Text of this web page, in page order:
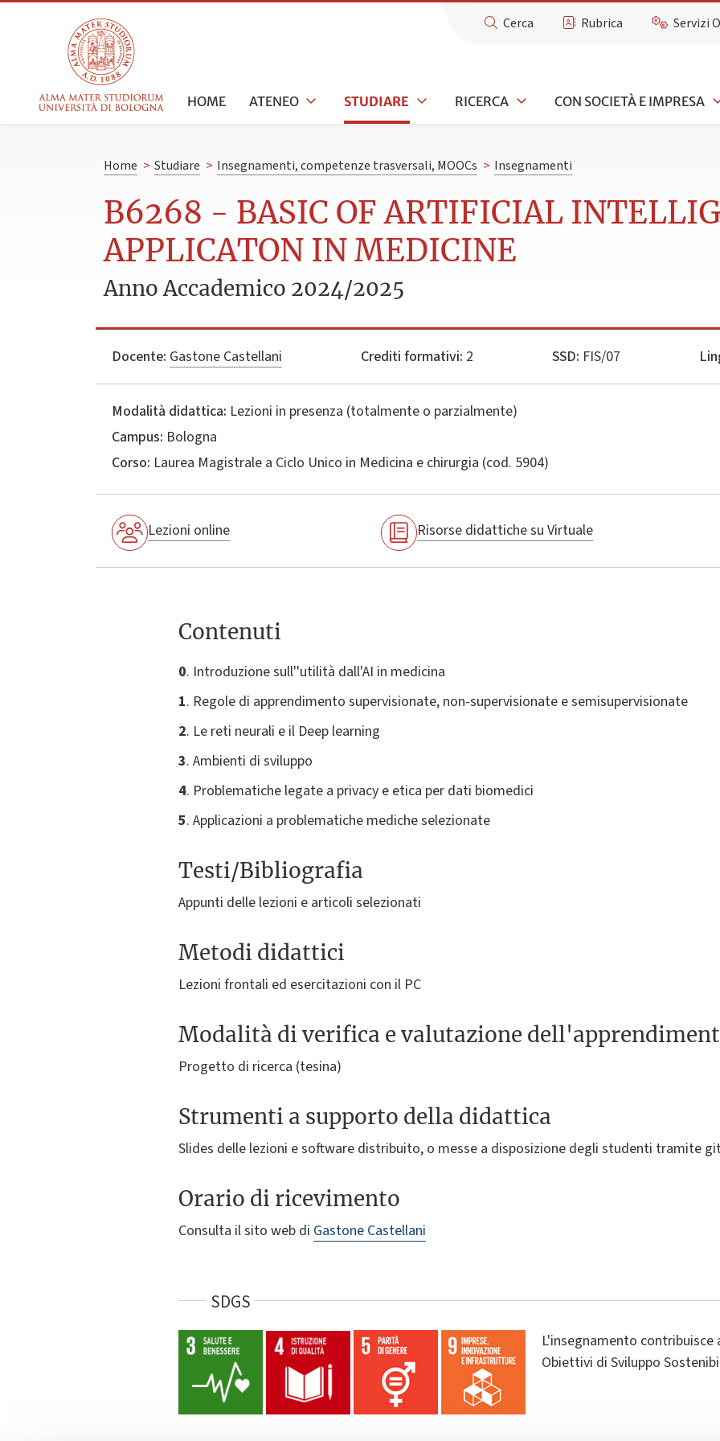
Cerca Rubrica Servizi
HOME ATENEO STUDIARE RICERCA CON SOCIETÀ E IMPRESA
Home > Studiare > Insegnamenti, competenze trasversali, MOOCs > Insegnamenti
B6268 - BASIC OF ARTIFICIAL
APPLICATON IN MEDICINE
Anno Accademico 2024/2025
Docente: Gastone Castellani Crediti formativi: 2 SSD: FIS/07
Modalità didattica: Lezioni in presenza (totalmente o parzialmente)
Campus: Bologna
Corso: Laurea Magistrale a Ciclo Unico in Medicina e chirurgia (cod. 5904)
Lezioni online Risorse didattiche su Virtuale
Contenuti
0. Introduzione sull''utilità dall'AI in medicina
1. Regole di apprendimento supervisionate, non-supervisionate e semisupervisionate
2. Le reti neurali e il Deep learning
3. Ambienti di sviluppo
4. Problematiche legate a privacy e etica per dati biomedici
5. Applicazioni a problematiche mediche selezionate
Testi/Bibliografia
Appunti delle lezioni e articoli selezionati
Metodi didattici
Lezioni frontali ed esercitazioni con il PC
Modalità di verifica e valutazione
Progetto di ricerca (tesina)
Strumenti a supporto della didattica
Slides delle lezioni e software distribuito, o messe a disposizione degli studenti tramite
Orario di ricevimento
Consulta il sito web di Gastone Castellani
SDGS
L'insegnamento
Obiettivi di Sviluppo